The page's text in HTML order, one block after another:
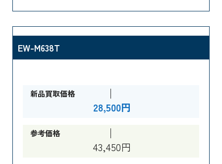
EW-M638T
新品買取価格
28,500円
参考価格
43,450円